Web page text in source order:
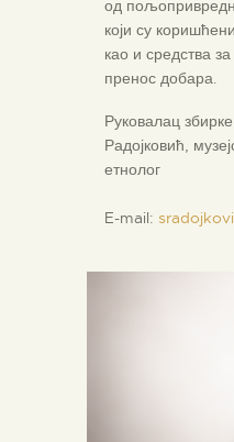
од
који су
као и средства
пренос добара.
Руковалац
Радојковић,
етнолог
E-mail: